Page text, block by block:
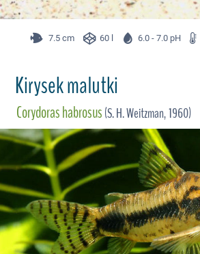
7.5 cm 60 l 6.0 - 7.0 pH
Kirysek malutki
Corydoras habrosus(S. H. Weitzman, 1960)